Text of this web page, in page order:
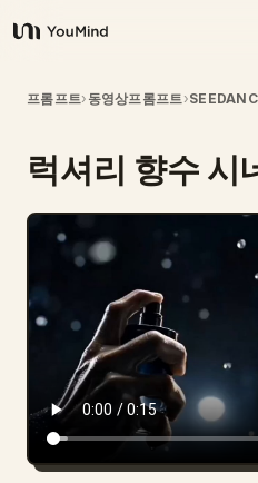
YouMind
개요
사용 사례
스킬
프롬프트
다운로드
프롬프트› 동영상프롬프트›
럭셔리 향수 시